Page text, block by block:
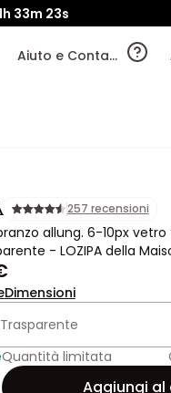
33m 20s
Aiuto e Contatti
257 recensioni
allung. 6-10px
- LOZIPA della
Dimensioni
Trasparente
Quantità limitata
Aggiungi al